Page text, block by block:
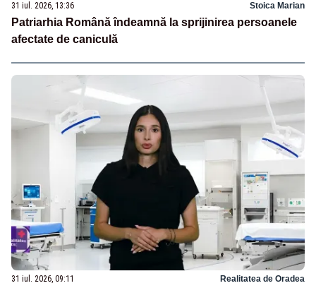
31 iul. 2026, 13:36 Stoica Marian
Patriarhia Română îndeamnă la sprijinirea persoanele
afectate de caniculă
31 iul. 2026, 09:11 Realitatea de Oradea